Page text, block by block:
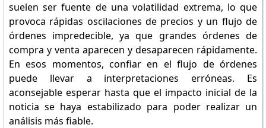
suelen ser fuente de una volatilidad extrema, lo que
provoca rápidas oscilaciones de precios y un flujo de
órdenes impredecible, ya que grandes órdenes de
compra y venta aparecen y desaparecen rápidamente.
En esos momentos, confiar en el flujo de órdenes
puede llevar a interpretaciones erróneas. Es
aconsejable esperar hasta que el impacto inicial de la
noticia se haya estabilizado para poder realizar un
análisis más fiable.